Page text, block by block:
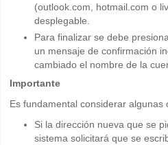
(outlook.com, hotmail.com o
desplegable.
Para finalizar se debe
un mensaje de confirmación
cambiado el nombre de la
Importante
Es fundamental considerar algunas
Si la dirección nueva que se
sistema solicitará que se